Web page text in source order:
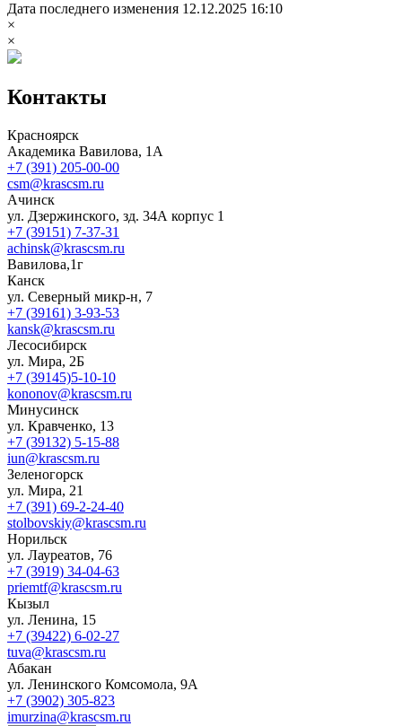
Дата последнего изменения 12.12.2025 16:10
×
×
Контакты
Красноярск
Академика Вавилова, 1А
+7 (391) 205-00-00
csm@krascsm.ru
Ачинск
ул. Дзержинского, зд. 34А корпус 1
+7 (39151) 7-37-31
achinsk@krascsm.ru
Вавилова,1г
Канск
ул. Северный микр-н, 7
+7 (39161) 3-93-53
kansk@krascsm.ru
Лесосибирск
ул. Мира, 2Б
+7 (39145)5-10-10
kononov@krascsm.ru
Минусинск
ул. Кравченко, 13
+7 (39132) 5-15-88
iun@krascsm.ru
Зеленогорск
ул. Мира, 21
+7 (391) 69-2-24-40
stolbovskiy@krascsm.ru
Норильск
ул. Лауреатов, 76
+7 (3919) 34-04-63
priemtf@krascsm.ru
Кызыл
ул. Ленина, 15
+7 (39422) 6-02-27
tuva@krascsm.ru
Абакан
ул. Ленинского Комсомола, 9А
+7 (3902) 305-823
imurzina@krascsm.ru